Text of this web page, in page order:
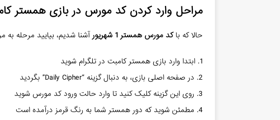
مراحل وارد کردن کد مورس در بازی همستر
حالا که باکد مورس همستر 1 شهریور آشنا شدیم، بیایید مرحله به
1. ابتدا وارد بازی همستر کامبت در تلگرام شوید
2. در صفحه اصلی بازی، به دنبال گزینه “Daily Cipher” بگردید
3. روی این گزینه کلیک کنید تا وارد حالت ورود کد مورس شوید
4. مطمئن شوید که دور همستر شما به رنگ قرمز درآمده است